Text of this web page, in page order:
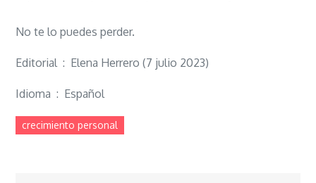
No te lo puedes perder.
Editorial ‏ : ‎ Elena Herrero (7 julio 2023)
Idioma ‏ : ‎ Español
crecimiento personal